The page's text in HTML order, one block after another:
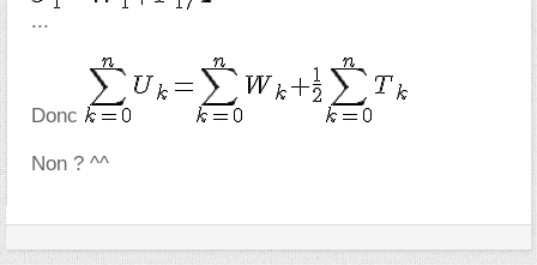
...
Donc
Non ? ^^